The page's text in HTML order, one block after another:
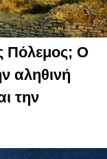
Πόλεμος; Ο
αληθινή
την